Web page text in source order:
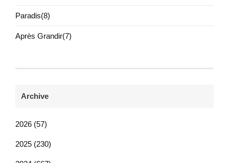
Paradis(8)
Après Grandir(7)
Archive
2026 (57)
2025 (230)